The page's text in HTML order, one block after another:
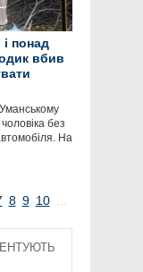
понад
вбив
без
На
8 9 10 ...